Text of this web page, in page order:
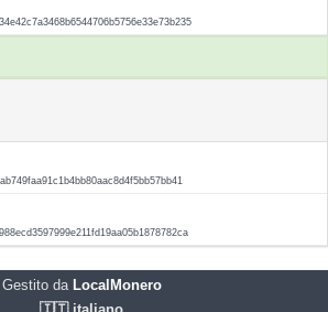
Gestito daLocalMonero